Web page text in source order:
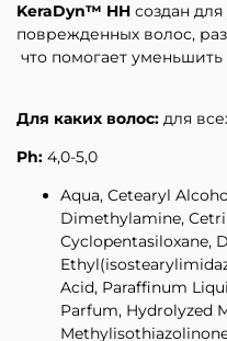
KeraDyn™ HH создан
поврежденных волос,
что помогает
Для каких волос: для
Ph: 4,0-5,0
Aqua, Cetearyl
Dimethylamine,
Cyclopentasiloxane,
Acid, Paraffinum
Parfum, Hydrolyzed